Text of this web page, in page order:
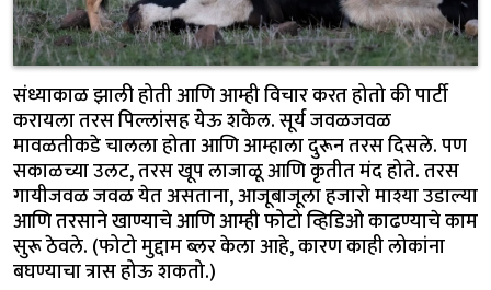
संध्याकाळ झाली होती आणि आम्ही विचार करत होतो की पार्टी
करायला तरस पिल्लांसह येऊ शकेल. सूर्य जवळजवळ
मावळतीकडे चालला होता आणि आम्हाला दुरून तरस दिसले. पण
सकाळच्या उलट, तरस खूप लाजाळू आणि कृतीत मंद होते. तरस
गायीजवळ जवळ येत असताना, आजूबाजूला हजारो माश्या उडाल्या
आणि तरसाने खाण्याचे आणि आम्ही फोटो व्हिडिओ काढण्याचे काम
सुरू ठेवले. (फोटो मुद्दाम ब्लर केला आहे, कारण काही लोकांना
बघण्याचा त्रास होऊ शकतो.)